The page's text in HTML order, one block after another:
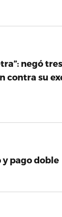
negó
contra su
y pago doble